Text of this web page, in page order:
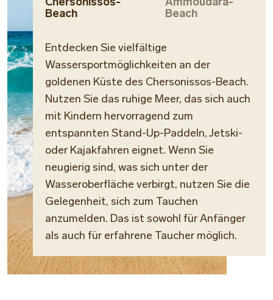
Beach
Beach
Entdecken Sie vielfältige
Wassersportmöglichkeiten an der
goldenen Küste des Chersonissos-Beach.
Nutzen Sie das ruhige Meer, das sich auch
mit Kindern hervorragend zum
entspannten Stand-Up-Paddeln, Jetski-
oder Kajakfahren eignet. Wenn Sie
neugierig sind, was sich unter der
Wasseroberfläche verbirgt, nutzen Sie die
Gelegenheit, sich zum Tauchen
anzumelden. Das ist sowohl für Anfänger
als auch für erfahrene Taucher möglich.